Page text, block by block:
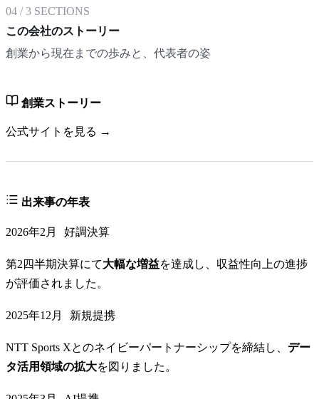
04 /3 SECTIONS
この会社のストーリー
創業から現在までの歩みと、代表者の姿
創業ストーリー
公式サイトを見る →
出来事の年表
2026年2月 好調決算
第2四半期決算にて大幅な増益を達成し、収益性向上の進捗
が評価されました。
2025年12月 新規提携
NTT Sports Xとのネイビーパートナーシップを締結し、 デー
タ活用領域の拡大を図りました。